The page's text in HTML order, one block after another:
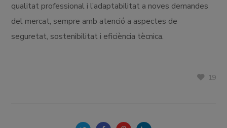
qualitat professional i l’adaptabilitat a noves demandes
del mercat, sempre amb atenció a aspectes de
seguretat, sostenibilitat i eficiència tècnica.
19